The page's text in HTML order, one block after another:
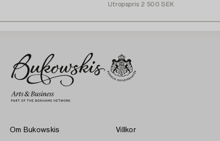
Utropspris 2 500 SEK
Om Bukowskis Villkor